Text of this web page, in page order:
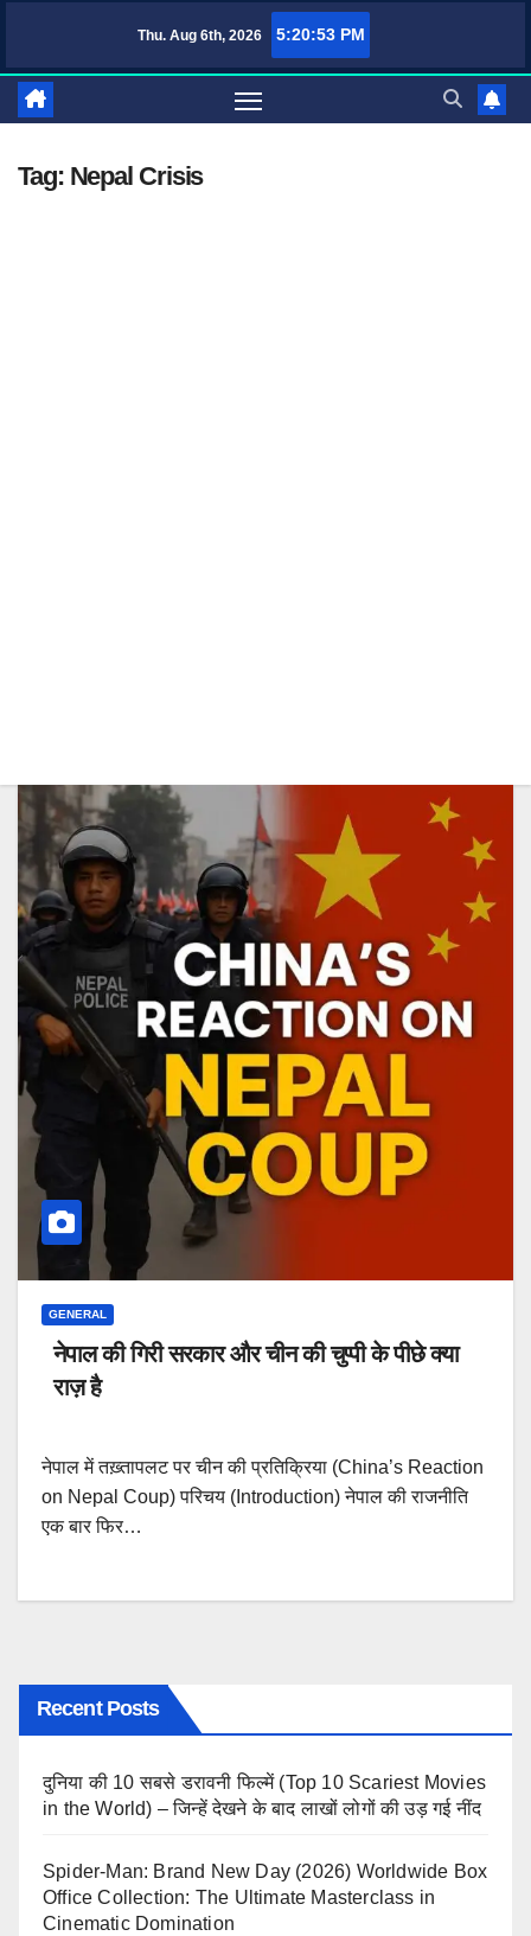
content
Thu. Aug 6th, 2026 5:20:53 PM
Tag: Nepal Crisis
GENERAL
नेपाल की गिरी सरकार और चीन की चुप्पी के पीछे क्या
राज़ है
नेपाल में तख़्तापलट पर चीन की प्रतिक्रिया (China’s Reaction
on Nepal Coup) परिचय (Introduction) नेपाल की राजनीति
एक बार फिर…
Recent Posts
दुनिया की 10 सबसे डरावनी फिल्में (Top 10 Scariest Movies
in the World) – जिन्हें देखने के बाद लाखों लोगों की उड़ गई नींद
Spider-Man: Brand New Day (2026) Worldwide Box
Office Collection: The Ultimate Masterclass in
Cinematic Domination